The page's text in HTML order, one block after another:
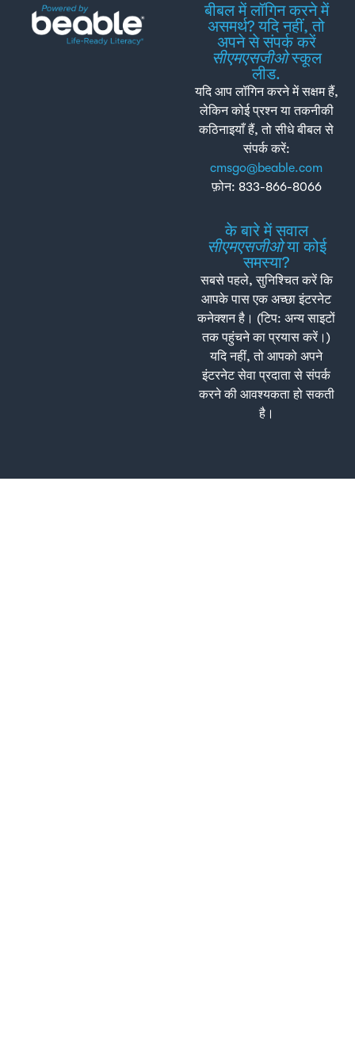
देखें।
करें।
बीबल में लॉगिन करने में
असमर्थ? यदि नहीं, तो
अपने से संपर्क करें
सीएमएसजीओस्कूल
लीड.
यदि आप लॉगिन करने में सक्षम हैं,
लेकिन कोई प्रश्न या तकनीकी
कठिनाइयाँ हैं, तो सीधे बीबल से
संपर्क करें:
cmsgo@beable.com
फ़ोन: 833-866-8066
के बारे में सवाल
सीएमएसजीओया कोई
समस्या?
सबसे पहले, सुनिश्चित करें कि
आपके पास एक अच्छा इंटरनेट
कनेक्शन है। (टिप: अन्य साइटों
तक पहुंचने का प्रयास करें।)
यदि नहीं, तो आपको अपने
इंटरनेट सेवा प्रदाता से संपर्क
करने की आवश्यकता हो सकती
है।